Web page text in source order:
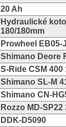
20 Ah
Hydraulické
180/180mm
Prowheel EB05-
Shimano Deore
S-Ride CSM
Shimano SL-M
Shimano CN-
Rozzo MD-
DDK-D5090